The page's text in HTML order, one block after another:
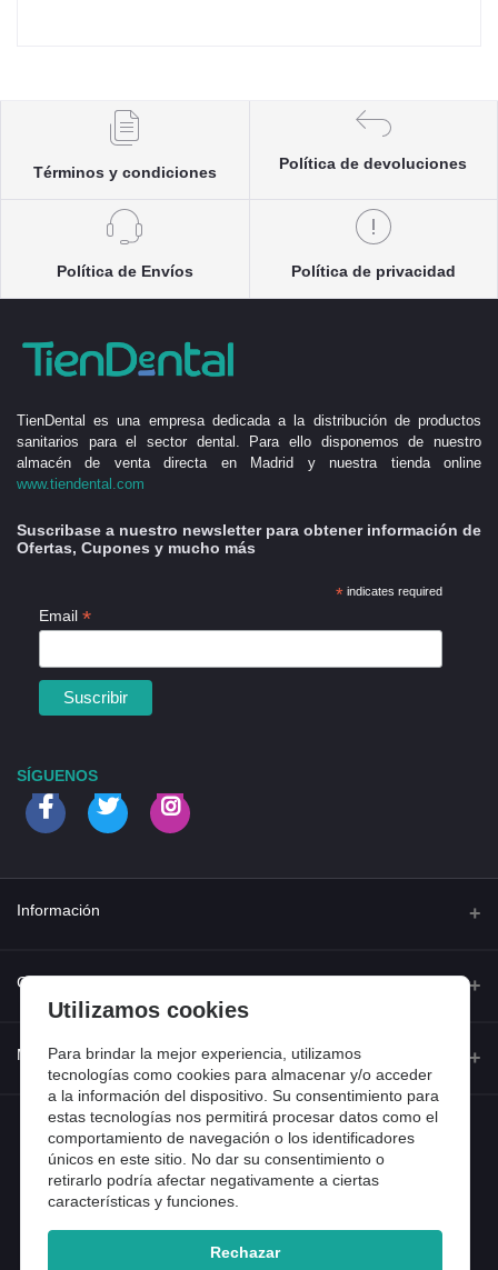
Términos y condiciones
Política de devoluciones
Política de Envíos Política de privacidad
TienDental es una empresa dedicada a la distribución de productos
sanitarios para el sector dental. Para ello disponemos de nuestro
almacén de venta directa en Madrid y nuestra tienda online
www.tiendental.com
Suscribase a nuestro newsletter para obtener información de
Ofertas, Cupones y mucho más
*indicates required
Email *
SÍGUENOS
Información
Quienes somos
Contacta con nosotros
Dónde estamos
Preguntas frecuentes
Entradas de blog
Contacto
Dirección
Calle Ferraz 42, Madrid
Teléfono
918 13 81 81
Email
Mi cuenta
Iniciar sesión
Historial de pedidos
Mi lista de compra
Utilizamos cookies
Para brindar la mejor experiencia, utilizamos
tecnologías como cookies para almacenar y/o acceder
a la información del dispositivo. Su consentimiento para
estas tecnologías nos permitirá procesar datos como el
comportamiento de navegación o los identificadores
únicos en este sitio. No dar su consentimiento o
retirarlo podría afectar negativamente a ciertas
características y funciones.
Rechazar